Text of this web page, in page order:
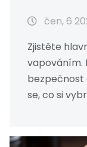
čen, 6
Zjistěte
vapováním.
bezpečnost
se, co si